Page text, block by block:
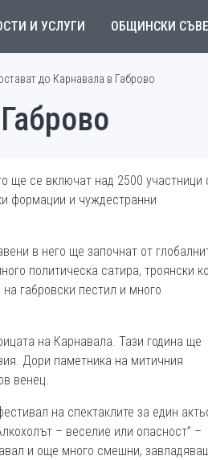
И УСЛУГИ ОБЩИНСКИ
до Карнавала в Габрово
ще се включат над 2500 участници
формации и чуждестранни
в него ще започнат от
политическа сатира, троянски
габровски пестил и много
на Карнавала. Тази година ще
Дори паметника на митичния
венец.
на спектаклите за един
– веселие или опасност” –
и още много смешни,